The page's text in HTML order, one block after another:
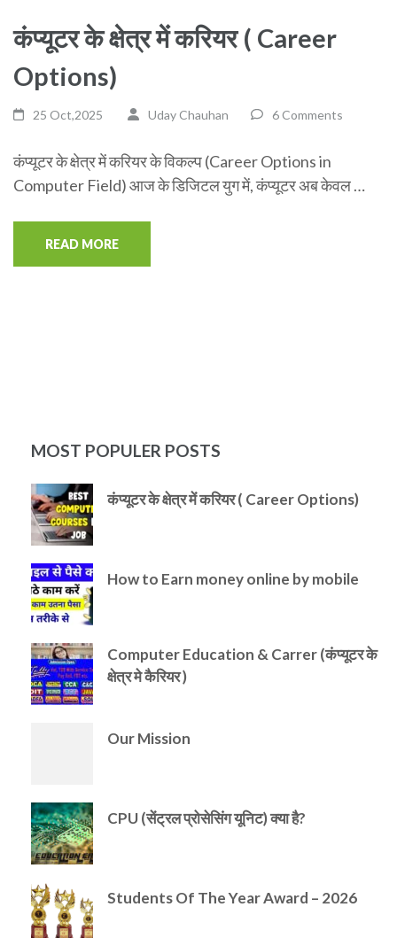
कंप्यूटर के क्षेत्र में करियर ( Career
Options)
25 Oct,2025 Uday Chauhan 6 Comments
कंप्यूटर के क्षेत्र में करियर के विकल्प (Career Options in
Computer Field) आज के डिजिटल युग में, कंप्यूटर अब केवल …
READ MORE
MOST POPULER POSTS
कंप्यूटर के क्षेत्र में करियर ( Career Options)
How to Earn money online by mobile
Computer Education & Carrer (कंप्यूटर के
क्षेत्र मे कैरियर )
Our Mission
CPU (सेंट्रल प्रोसेसिंग यूनिट) क्या है?
Students Of The Year Award – 2026